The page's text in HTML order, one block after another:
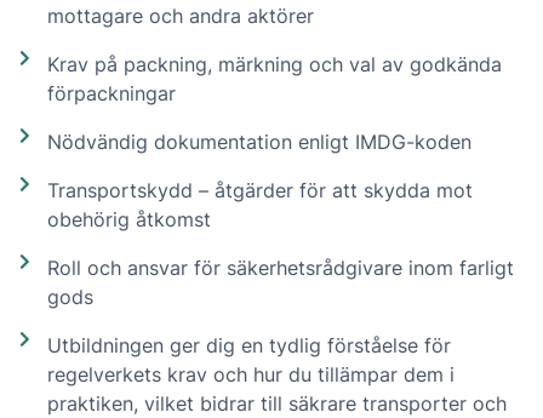
mottagare och andra aktörer
Krav på packning, märkning och val av godkända
förpackningar
Nödvändig dokumentation enligt IMDG-koden
Transportskydd – åtgärder för att skydda mot
obehörig åtkomst
Roll och ansvar för säkerhetsrådgivare inom farligt
gods
Utbildningen ger dig en tydlig förståelse för
regelverkets krav och hur du tillämpar dem i
praktiken, vilket bidrar till säkrare transporter och